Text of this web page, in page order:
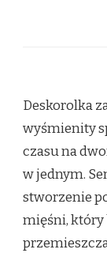
Deskorolka
wyśmienity
czasu na
w jednym.
stworzenie
mięśni, który